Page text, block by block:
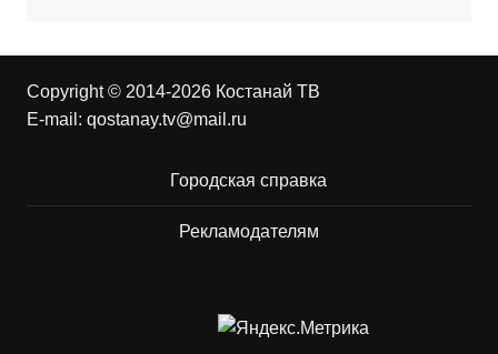
Copyright © 2014-2026 Костанай ТВ
E-mail: qostanay.tv@mail.ru
Городская справка
Рекламодателям